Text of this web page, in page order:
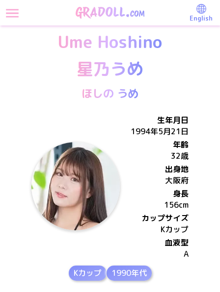
English
Ume Hoshino
星乃うめ
ほしの うめ
生年月日
1994年5月21日
年齢
32歳
出身地
大阪府
身長
156cm
カップサイズ
Kカップ
血液型
A
Kカップ
1990年代